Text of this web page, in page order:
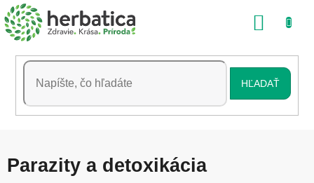
Prejsť
na
obsah
HĽADAŤ
Parazity a detoxikácia